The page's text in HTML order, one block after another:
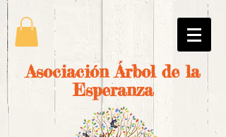
Asociación Árbol de la
Esperanza